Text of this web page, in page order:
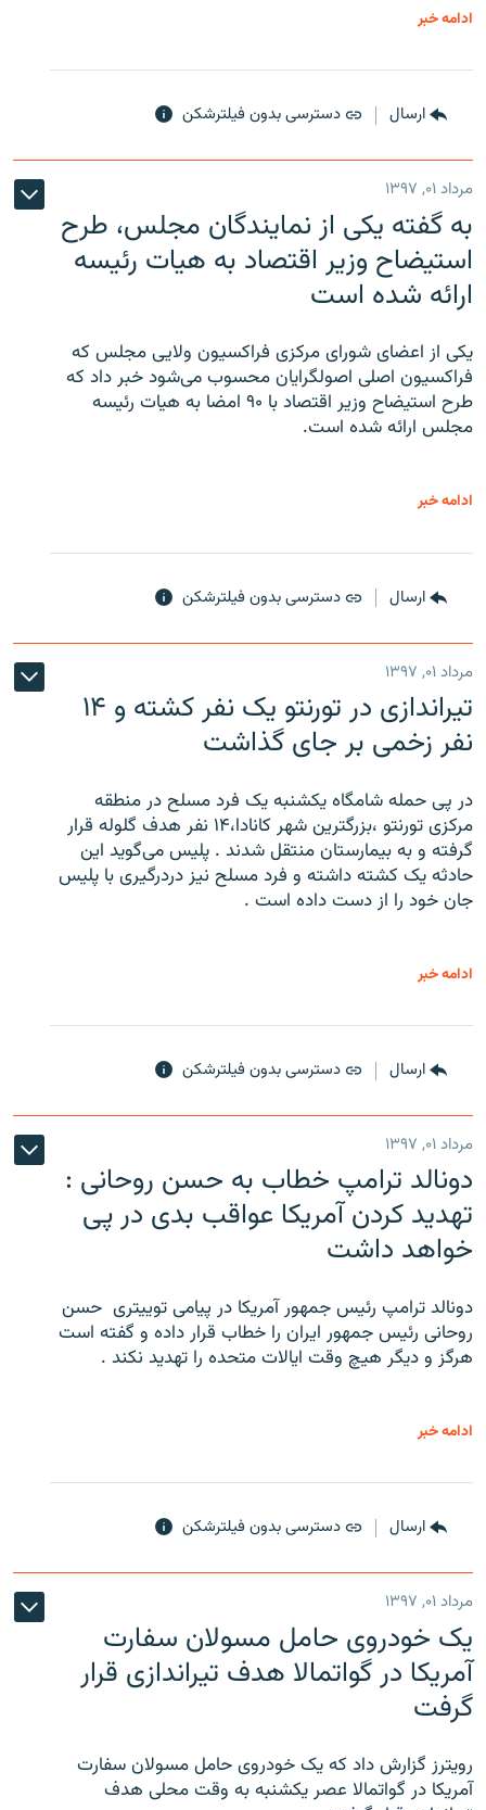
ادامه خبر
ارسال دسترسی بدون فیلترشکن
مرداد ۰۱, ۱۳۹۷
به گفته یکی از نمایندگان مجلس، طرح
استیضاح وزیر اقتصاد به هیات رئیسه
ارائه شده است
یکی از اعضای شورای مرکزی فراکسیون ولایی مجلس که
فراکسیون اصلی اصولگرایان محسوب می‌شود خبر داد که
طرح استیضاح وزیر اقتصاد با ۹۰ امضا به هیات رئیسه
مجلس ارائه شده است.
ادامه خبر
ارسال دسترسی بدون فیلترشکن
مرداد ۰۱, ۱۳۹۷
تیراندازی در تورنتو یک نفر کشته و ۱۴
نفر زخمی بر جای گذاشت
در پی حمله شامگاه یکشنبه یک فرد مسلح در منطقه
مرکزی تورنتو ،‌بزرگترین شهر کانادا،۱۴ نفر هدف گلوله قرار
گرفته و به بیمارستان منتقل شدند . پلیس می‌گوید این
حادثه یک کشته داشته و فرد مسلح نیز دردرگیری با پلیس
جان خود را از دست داده است .
ادامه خبر
ارسال دسترسی بدون فیلترشکن
مرداد ۰۱, ۱۳۹۷
دونالد ترامپ خطاب به حسن روحانی :
تهدید کردن آمریکا عواقب بدی در پی
خواهد داشت
دونالد ترامپ رئیس جمهور آمریکا در پیامی توییتری ‌ حسن
روحانی رئیس جمهور ایران را خطاب قرار داده و گفته است
هرگز و دیگر هیچ وقت ایالات متحده را تهدید نکند .
ادامه خبر
ارسال دسترسی بدون فیلترشکن
مرداد ۰۱, ۱۳۹۷
یک خودروی حامل مسولان سفارت
آمریکا در گواتمالا هدف تیراندازی قرار
گرفت
رویترز گزارش داد که یک خودروی حامل مسولان سفارت
آمریکا در گواتمالا عصر یکشنبه به وقت محلی هدف